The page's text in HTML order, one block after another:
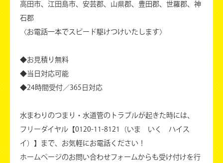
高田市、江田島市、安芸郡、山県郡、豊田郡、世羅郡、神
石郡
〈お電話一本でスピード駆けつけいたします〉
◆お見積り無料
◆当日対応可能
◆24時間受付／365日対応
水まわりのつまり・水道管のトラブルが起きた時には、
フリーダイヤル【0120-11-8121（いま いく ハイス
イ）】まで、お気軽にお電話ください！
ホームページのお問い合わせフォームからも受け付けを行